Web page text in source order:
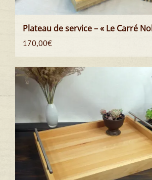
Plateau de service – « Le Carré
170,00€